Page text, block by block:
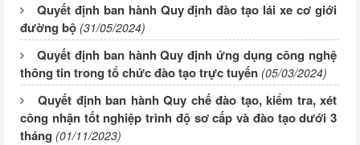
Quyết định ban hành Quy định đào tạo lái xe cơ giới
đường bộ (31/05/2024)
Quyết định ban hành Quy định ứng dụng công nghệ
thông tin trong tổ chức đào tạo trực tuyến (05/03/2024)
Quyết định ban hành Quy chế đào tạo, kiểm tra, xét
công nhận tốt nghiệp trình độ sơ cấp và đào tạo dưới 3
tháng (01/11/2023)